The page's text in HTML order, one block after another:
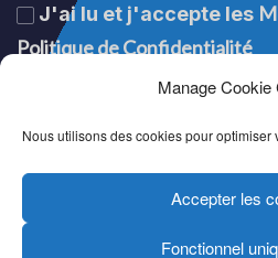
Manage Cookie
Nous utilisons des cookies pour optimiser
Accepter les
Fonctionnel
J'ai lu et j'accepte les
Politique de Confidentialité